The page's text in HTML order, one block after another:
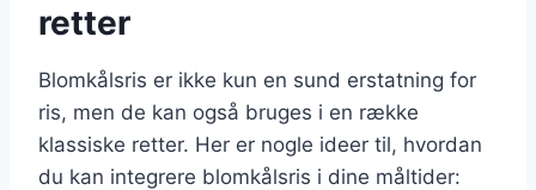
retter
Blomkålsris er ikke kun en sund erstatning for
ris, men de kan også bruges i en række
klassiske retter. Her er nogle ideer til, hvordan
du kan integrere blomkålsris i dine måltider: